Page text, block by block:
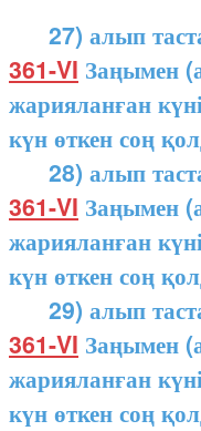
27) алып
361-VI Заңымен
жарияланған
күн өткен соң
28) алып
361-VI Заңымен
жарияланған
күн өткен соң
29) алып
361-VI Заңымен
жарияланған
күн өткен соң